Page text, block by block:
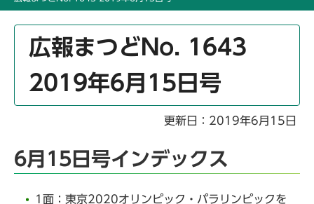
頭
か
広報まつどNo. 1643
2019年6月15日号
更新日：2019年6月15日
6月15日号インデックス
1面：東京2020オリンピック・パラリンピックを